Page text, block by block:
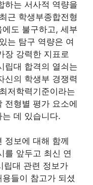
하는 서사적 역량을
근 학생부종합전형
도 불구하고, 세부
는 탐구 역량은 여
장 강력한 지표로
립대 합격의 열쇠는
신의 학생부 경쟁력
저학력기준이라는
전형별 평가 요소에
데 있습니다.
정보에 대해 함께
를 앞두고 최신 연
립대 관련 정보가
들이 참고가 되셨